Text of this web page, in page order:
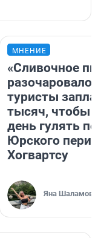
МНЕНИЕ
«Сливочное
разочаровало»:
туристы
тысяч, чтобы
день гулять по
Юрского
Хогвартсу
Яна Шаламова